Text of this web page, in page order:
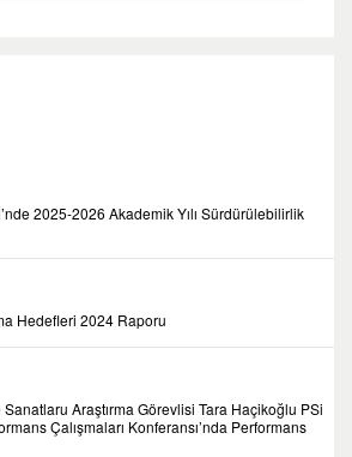
2025-2026 Akademik Yılı Sürdürülebilirlik
Hedefleri 2024 Raporu
Araştırma Görevlisi Tara Haçikoğlu PSi
Çalışmaları Konferansı’nda Performans